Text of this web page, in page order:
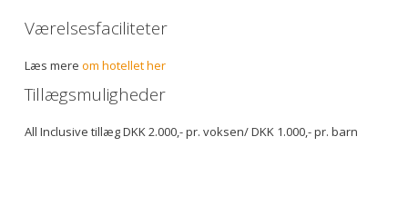
Værelsesfaciliteter
Læs mere om hotellet her
Tillægsmuligheder
All Inclusive tillæg DKK 2.000,- pr. voksen/ DKK 1.000,- pr. barn